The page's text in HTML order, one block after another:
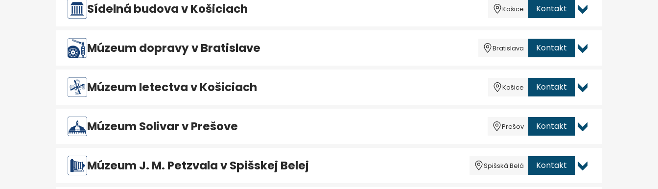
Sídelná budova v Košiciach Košice Kontakt
Múzeum dopravy v Bratislave Bratislava Kontakt
Múzeum letectva v Košiciach Košice Kontakt
Múzeum Solivar v Prešove Prešov Kontakt
Múzeum J. M. Petzvala v Spišskej Belej Spišská Belá Kontakt